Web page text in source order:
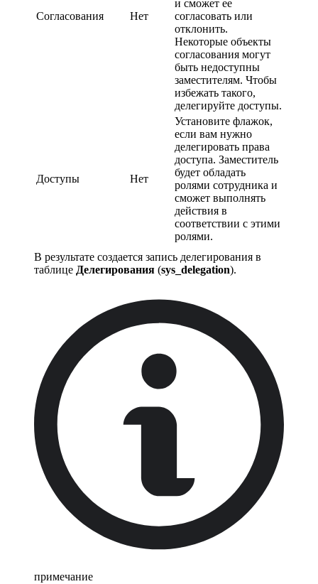
Согласования Нет
и сможет ее
согласовать или
отклонить.
Некоторые объекты
согласования могут
быть недоступны
заместителям. Чтобы
избежать такого,
делегируйте доступы.
Доступы Нет
Установите флажок,
если вам нужно
делегировать права
доступа. Заместитель
будет обладать
ролями сотрудника и
сможет выполнять
действия в
соответствии с этими
ролями.
В результате создается запись делегирования в
таблице Делегирования (sys_delegation).
примечание